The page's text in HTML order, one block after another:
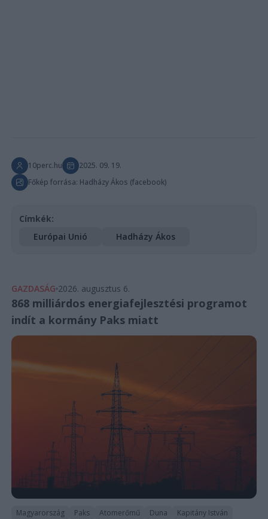
10perc.hu
2025. 09. 19.
Főkép forrása: Hadházy Ákos (facebook)
Címkék:
Európai Unió
Hadházy Ákos
GAZDASÁG 2026. augusztus 6.
868 milliárdos energiafejlesztési programot
indít a kormány Paks miatt
Magyarország Paks Atomerőmű Duna Kapitány István